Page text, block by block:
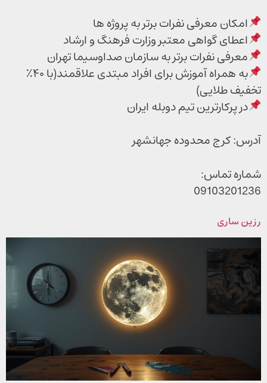
امکان معرفی نفرات برتر به پروژه ها
اعطای گواهی معتبر وزارت فرهنگ و ارشاد
معرفی نفرات برتر به سازمان صداوسیما تهران
به همراه آموزش برای افراد مبتدی علاقمند(با ۴۰٪
تخفیف طلایی)
در پرکارترین تیم دوبله ایران
آدرس: کرج محدوده جهانشهر
شماره تماس:
09103201236
رزین ساری